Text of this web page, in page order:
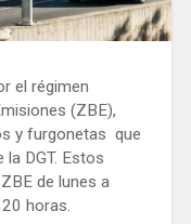
el régimen
(ZBE),
y furgonetas que
DGT. Estos
de lunes a
horas.